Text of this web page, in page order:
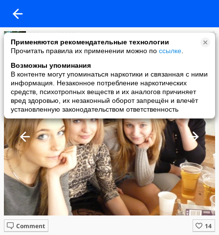
Применяются рекомендательные технологии
Прочитать правила их применении можно по ссылке
Возможны упоминания
В контенте могут упоминаться наркотики и связанная с ними
информация. Незаконное потребление наркотических
средств, психотропных веществ и их аналогов причиняет
вред здоровью, их незаконный оборот запрещён и влечёт
установленную законодательством ответственность
***LaNeY*****
added a photo
25 Mar в 15:53
Comment